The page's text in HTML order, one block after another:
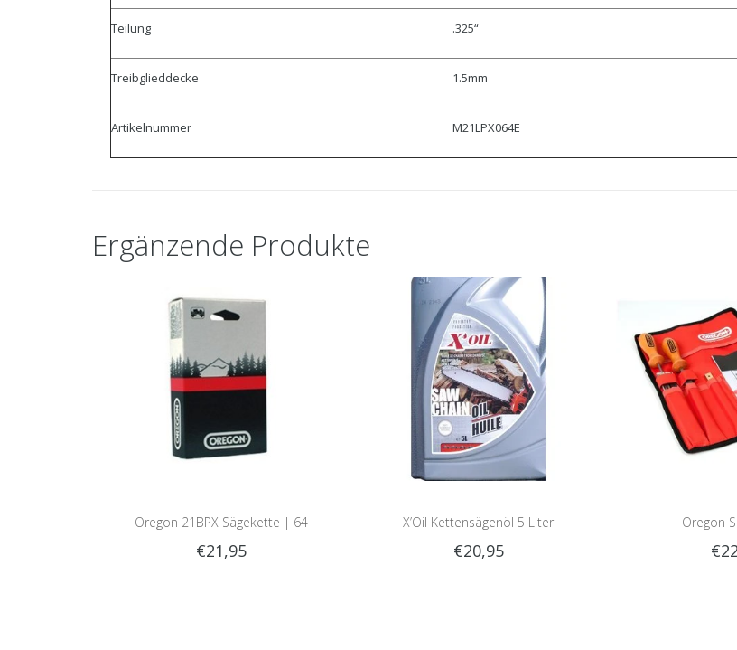
Teilung .325“
Treibglieddecke 1.5mm
Artikelnummer M21LPX064E
Ergänzende Produkte
Oregon 21BPX Sägekette | 64
Treibglieder | 1.5mm | .325 | 21BPX064E
€21,95
X’Oil Kettensägenöl 5 Liter
€20,95
Oregon